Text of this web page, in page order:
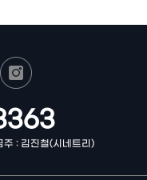
: 김진철(시네트리)